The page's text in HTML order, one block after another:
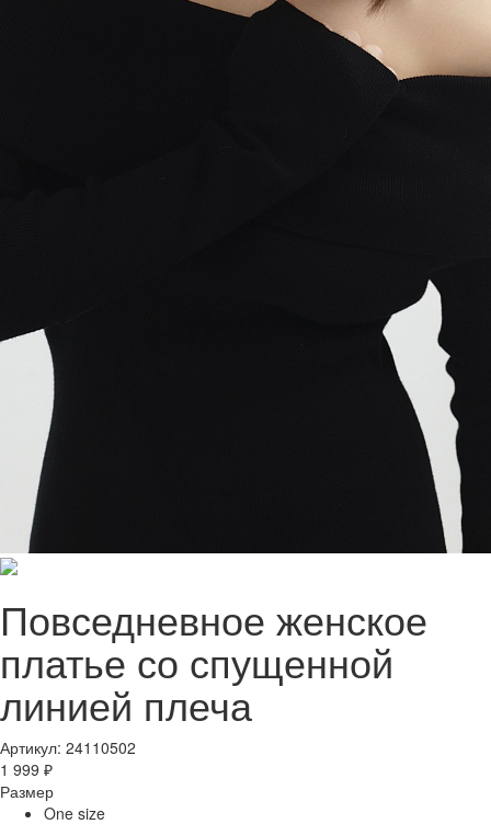
Повседневное женское
платье со спущенной
линией плеча
Артикул: 24110502
1 999 ₽
Размер
One size